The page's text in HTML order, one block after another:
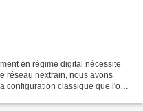
en régime digital nécessite
réseau nextrain, nous avons
configuration classique que l'on